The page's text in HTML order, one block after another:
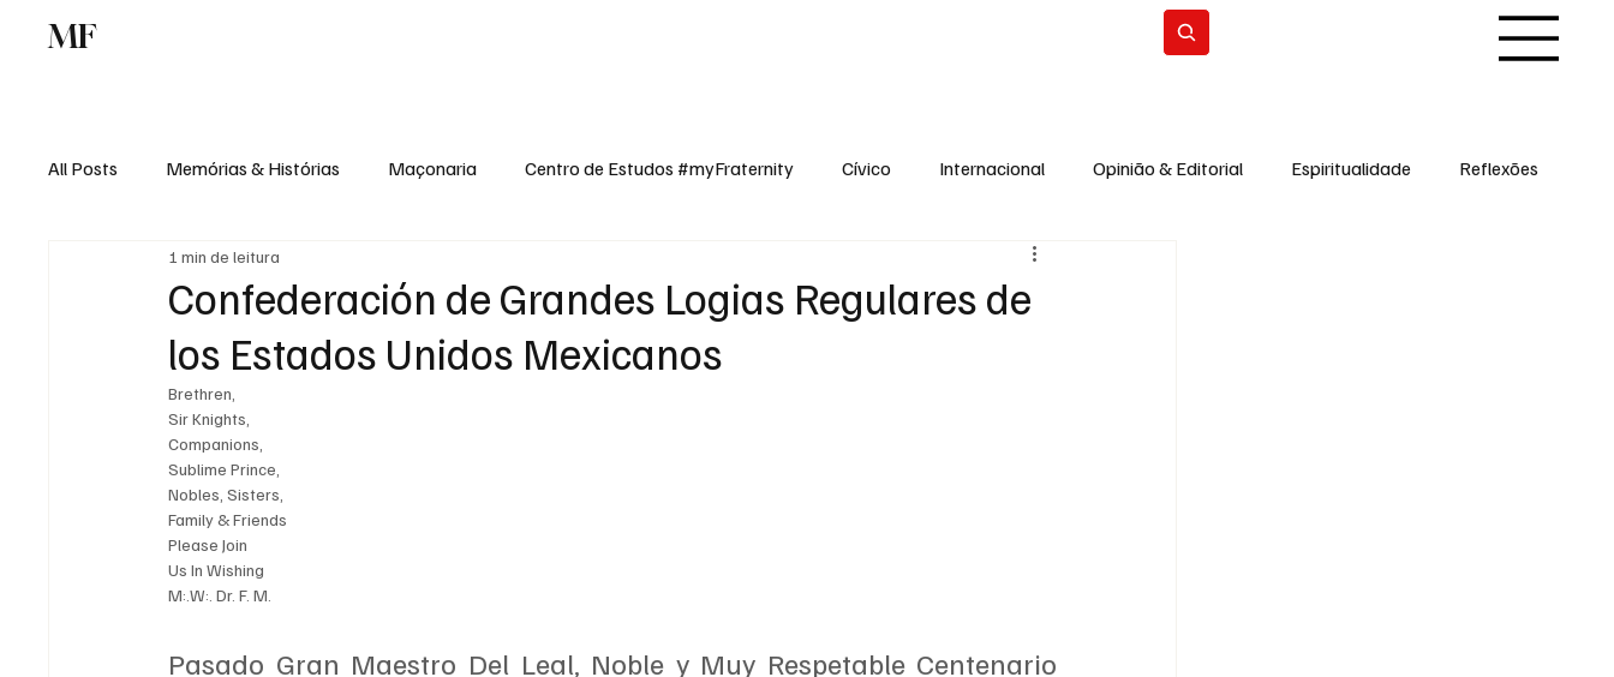
MF
All Posts Memórias & Histórias Maçonaria Centro de Estudos #myFraternity Cívico Internacional Opinião & Editorial Espiritualidade Reflexões
Rádio Digital
Confederación de Grandes Logias Regulares de
los Estados Unidos Mexicanos
1 min de leitura
Brethren,
Sir Knights,
Companions,
Sublime Prince,
Nobles, Sisters,
Family & Friends
Please Join
Us In Wishing
M:.W:. Dr. F. M.
Pasado Gran Maestro Del Leal, Noble y Muy Respetable Centenario